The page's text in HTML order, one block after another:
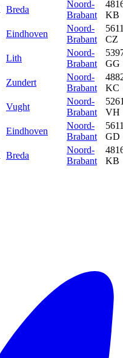
Breda
Noord-
Brabant
KB
Eindhoven
Noord-
Brabant
CZ
Lith
Noord-
Brabant
GG
Zundert
Noord-
Brabant
KC
Vught
Noord-
Brabant
VH
Eindhoven
Noord-
Brabant
GD
Breda
Noord-
Brabant
KB